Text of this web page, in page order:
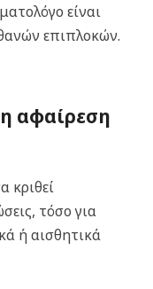
είναι
επιπλοκών.
αφαίρεση
κριθεί
τόσο για
ή αισθητικά